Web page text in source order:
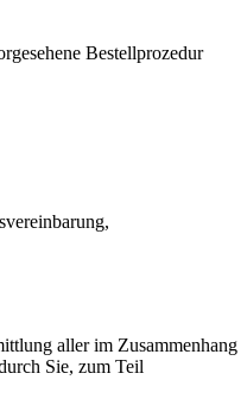
Bestellprozedur
aller im Zusammenhang
Sie, zum Teil